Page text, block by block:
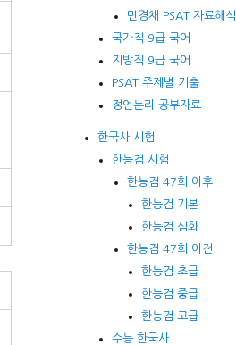
민경채 PSAT 자료해석
국가직 9급 국어
지방직 9급 국어
PSAT 주제별 기출
정언논리 공부자료
한국사 시험
한능검 시험
한능검 47회 이후
한능검 기본
한능검 심화
한능검 47회 이전
한능검 초급
한능검 중급
한능검 고급
수능 한국사